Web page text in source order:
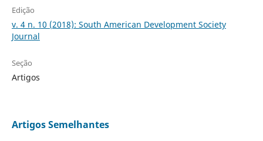
Edição
v. 4 n. 10 (2018): South American Development Society
Journal
Seção
Artigos
Artigos Semelhantes